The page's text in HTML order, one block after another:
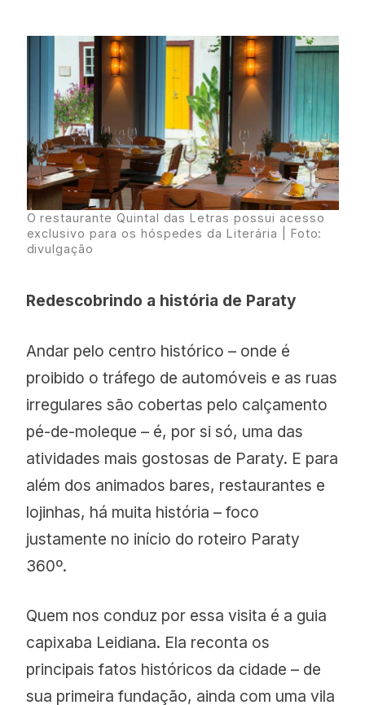
O restaurante Quintal das Letras possui acesso
exclusivo para os hóspedes da Literária | Foto:
divulgação
Redescobrindo a história de Paraty
Andar pelo centro histórico – onde é
proibido o tráfego de automóveis e as ruas
irregulares são cobertas pelo calçamento
pé-de-moleque – é, por si só, uma das
atividades mais gostosas de Paraty. E para
além dos animados bares, restaurantes e
lojinhas, há muita história – foco
justamente no início do roteiro Paraty
360º.
Quem nos conduz por essa visita é a guia
capixaba Leidiana. Ela reconta os
principais fatos históricos da cidade – de
sua primeira fundação, ainda com uma vila